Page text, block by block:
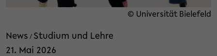
© Universität Bielefeld
News / Studium und Lehre
21. Mai 2026